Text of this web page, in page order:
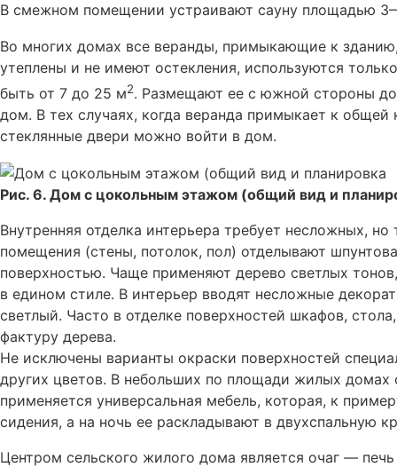
В смежном помещении устраивают сауну площадью
Во многих домах все веранды, примыкающие к
утеплены и не имеют остекления, используются
быть от 7 до 25 м2. Размещают ее с южной стороны
дом. В тех случаях, когда веранда примыкает к
стеклянные двери можно войти в дом.
Рис. 6. Дом с цокольным этажом (общий вид и
Внутренняя отделка интерьера требует несложных,
помещения (стены, потолок, пол) отделывают
поверхностью. Чаще применяют дерево светлых
в едином стиле. В интерьер вводят несложные
светлый. Часто в отделке поверхностей шкафов,
фактуру дерева.
Не исключены варианты окраски поверхностей
других цветов. В небольших по площади жилых домах
применяется универсальная мебель, которая, к
сидения, а на ночь ее раскладывают в двухспальную
Центром сельского жилого дома является очаг —